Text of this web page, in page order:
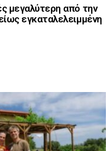
μεγαλύτερη από την
εγκαταλελειμμένη